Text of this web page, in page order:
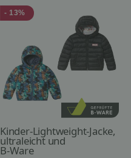
- 13%
Kinder-Lightweight-Jacke,
ultraleicht und
B-Ware